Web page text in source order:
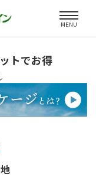
MENU
トでお得